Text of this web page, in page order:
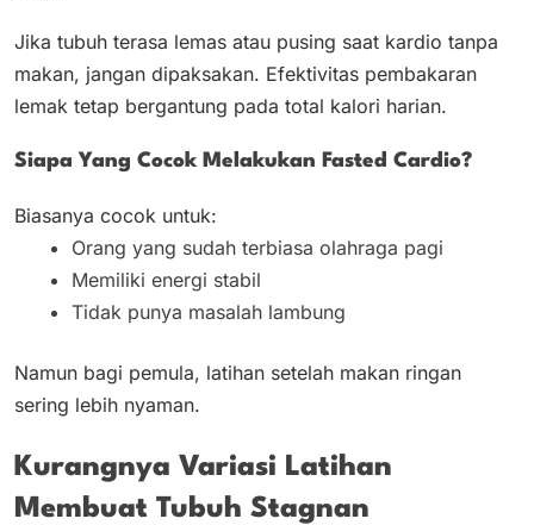
Jika tubuh terasa lemas atau pusing saat kardio tanpa
makan, jangan dipaksakan. Efektivitas pembakaran
lemak tetap bergantung pada total kalori harian.
Siapa Yang Cocok Melakukan Fasted Cardio?
Biasanya cocok untuk:
Orang yang sudah terbiasa olahraga pagi
Memiliki energi stabil
Tidak punya masalah lambung
Namun bagi pemula, latihan setelah makan ringan
sering lebih nyaman.
Kurangnya Variasi Latihan
Membuat Tubuh Stagnan